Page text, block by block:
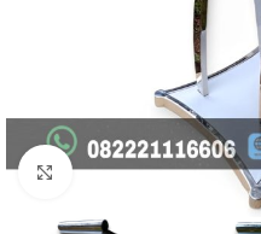
Click to enlarge